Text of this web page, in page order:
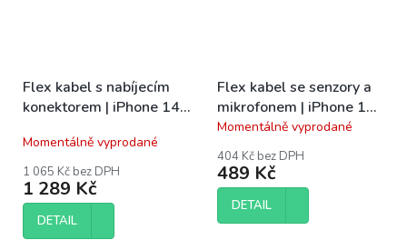
Flex kabel s nabíjecím
konektorem | iPhone 14
Momentálně vyprodané
1 065 Kč bez DPH
1 289 Kč
DETAIL
Flex kabel se senzory a
mikrofonem | iPhone 14
Pro
Průměrné
produktu
je
5,0
Momentálně vyprodané
404 Kč bez DPH
489 Kč
DETAIL